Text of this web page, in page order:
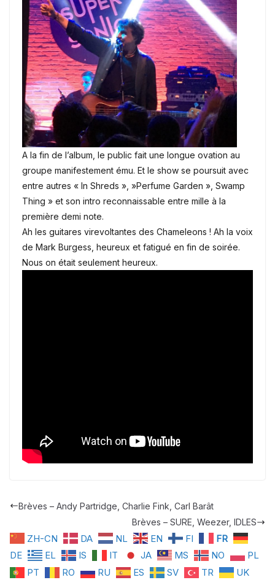
A la fin de l’album, le public fait une longue ovation au
groupe manifestement ému. Et le show se poursuit avec
entre autres « In Shreds », »Perfume Garden », Swamp
Thing » et son intro reconnaissable entre mille à la
première demi note.
Ah les guitares virevoltantes des Chameleons ! Ah la voix
de Mark Burgess, heureux et fatigué en fin de soirée.
Nous on était seulement heureux.
Brèves – Andy Partridge, Charlie Fink, Carl Barât
Brèves – SURE, Weezer, IDLES
ZH-CN DA NL EN FI
FR
DE
EL IS IT JA MS NO
PL
PT
RO RU ES SV TR UK